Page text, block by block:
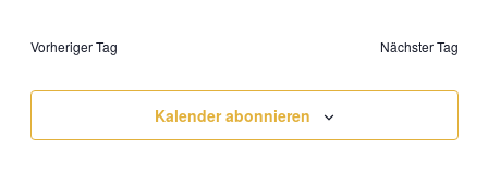
Vorheriger Tag Nächster Tag
Kalender abonnieren